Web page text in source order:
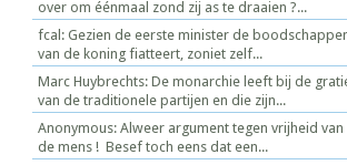
over om éénmaal zond zij as te draaien ?...
fcal: Gezien de eerste minister de
van de koning fiatteert, zoniet zelf...
Marc Huybrechts: De monarchie leeft bij de
van de traditionele partijen en die zijn...
Anonymous: Alweer argument tegen vrijheid van
de mens ! Besef toch eens dat een...